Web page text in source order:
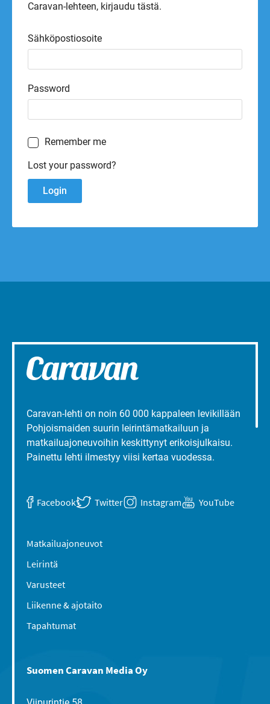
Caravan-lehteen, kirjaudu tästä.
Sähköpostiosoite
Password
Remember me
Lost your password?
Caravan-lehti on noin 60 000 kappaleen levikillään
Pohjoismaiden suurin leirintämatkailuun ja
matkailuajoneuvoihin keskittynyt erikoisjulkaisu.
Painettu lehti ilmestyy viisi kertaa vuodessa.
Facebook Twitter Instagram YouTube
Matkailuajoneuvot
Leirintä
Varusteet
Liikenne & ajotaito
Tapahtumat
Suomen Caravan Media Oy